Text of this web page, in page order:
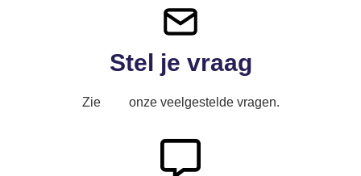
Stel je vraag
Zie onze veelgestelde vragen.